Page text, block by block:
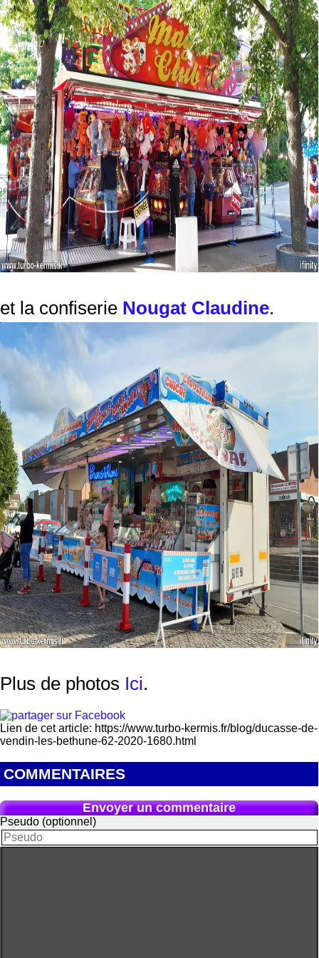
et la confiserie Nougat Claudine.
Plus de photos Ici.
Lien de cet article: https://www.turbo-kermis.fr/blog/ducasse-de-
vendin-les-bethune-62-2020-1680.html
COMMENTAIRES
Envoyer un commentaire
Pseudo (optionnel)